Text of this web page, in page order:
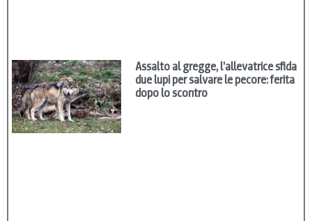
Assalto al gregge, l’allevatrice sfida
due lupi per salvare le pecore: ferita
dopo lo scontro